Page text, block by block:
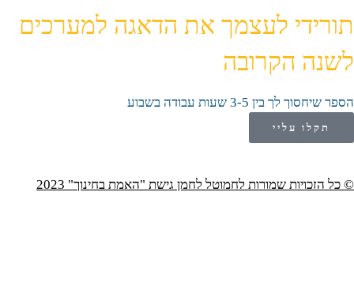
תורידי לעצמך את הדאגה למערכים
לשנה הקרובה
הספר שיחסוך לך בין 3-5 שעות עבודה בשבוע
תקלו עליי
© כל הזכויות שמורות לחמוטל לחמן גישת "האמת בחינוך" 2023